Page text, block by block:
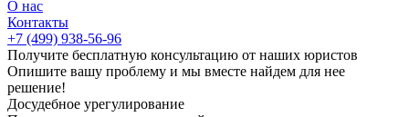
О нас
Контакты
+7 (499) 938-56-96
Получите бесплатную консультацию от наших юристов
Опишите вашу проблему и мы вместе найдем для нее
решение!
Досудебное урегулирование